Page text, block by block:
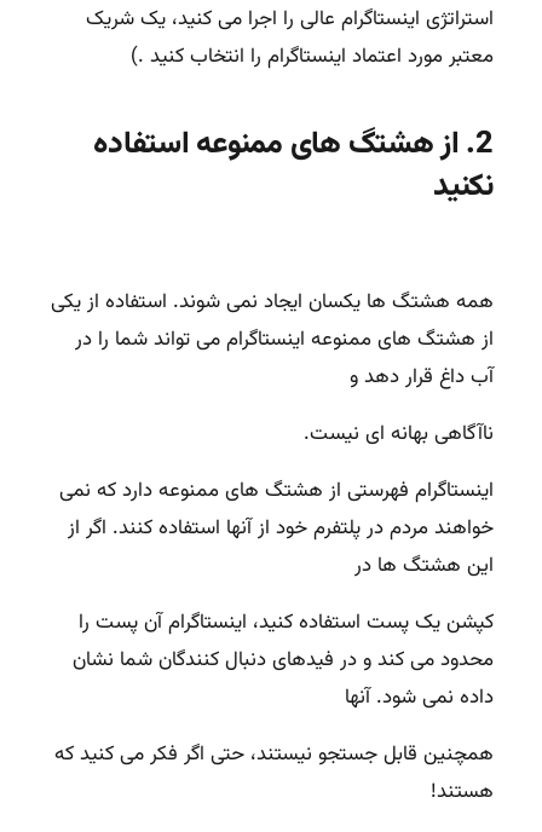
استراتژی اینستاگرام عالی را اجرا میکنید، یک شریک
معتبر مورد اعتماد اینستاگرام را انتخاب کنید .)
2. از هشتگ های ممنوعه استفاده
نکنید
همه هشتگ ها یکسان ایجاد نمی شوند. استفاده از یکی
از هشتگ های ممنوعه اینستاگرام می تواند شما را در
آب داغ قرار دهد و
ناآگاهی بهانه ای نیست.
اینستاگرام فهرستی از هشتگ های ممنوعه دارد که نمی
خواهند مردم در پلتفرم خود از آنها استفاده کنند. اگر از
این هشتگ ها در
کپشن یک پست استفاده کنید، اینستاگرام آن پست را
محدود می کند و در فیدهای دنبال کنندگان شما نشان
داده نمی شود. آنها
همچنین قابل جستجو نیستند، حتی اگر فکر می کنید که
هستند!